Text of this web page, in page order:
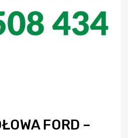
FORD –